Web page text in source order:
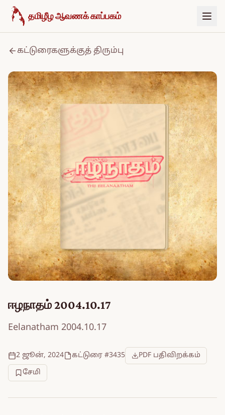
உள்ளடக்கத்திற்குச் செல்க
தமிழீழ ஆவணக் காப்பகம்
கட்டுரைகளுக்குத் திரும்பு
ஈழநாதம் 2004.10.17
Eelanatham 2004.10.17
2 ஜூன், 2024 கட்டுரை #3435
PDF பதிவிறக்கம்
சேமி